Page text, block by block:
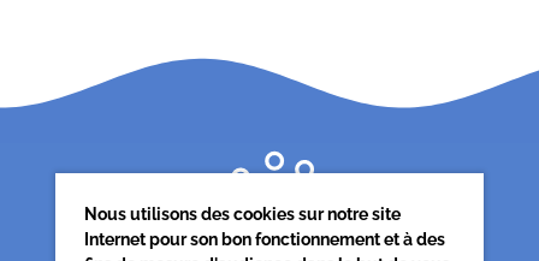
Nous utilisons des cookies sur notre site
Internet pour son bon fonctionnement et à des